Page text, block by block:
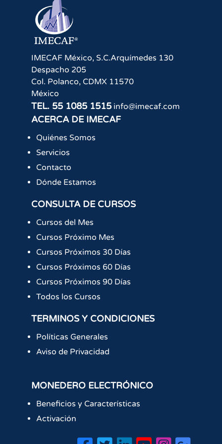
IMECAF México, S.C.Arquímedes 130
Despacho 205
Col. Polanco, CDMX 11570
México
TEL. 55 1085 1515 info@imecaf.com
ACERCA DE IMECAF
Quiénes Somos
Servicios
Contacto
Dónde Estamos
CONSULTA DE CURSOS
Cursos del Mes
Cursos Próximo Mes
Cursos Próximos 30 Días
Cursos Próximos 60 Días
Cursos Próximos 90 Días
Todos los Cursos
TERMINOS Y CONDICIONES
Políticas Generales
Aviso de Privacidad
MONEDERO ELECTRÓNICO
Beneficios y Características
Activación